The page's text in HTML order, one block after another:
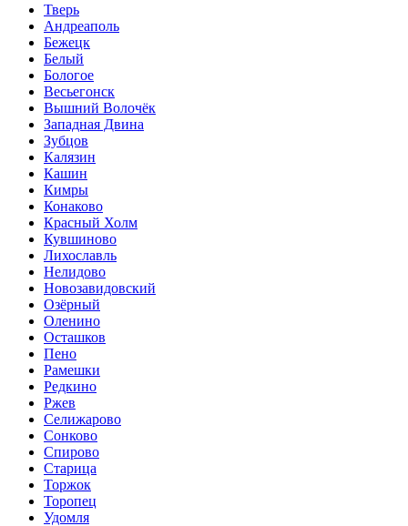
Тверь
Андреаполь
Бежецк
Белый
Бологое
Весьегонск
Вышний Волочёк
Западная Двина
Зубцов
Калязин
Кашин
Кимры
Конаково
Красный Холм
Кувшиново
Лихославль
Нелидово
Новозавидовский
Озёрный
Оленино
Осташков
Пено
Рамешки
Редкино
Ржев
Селижарово
Сонково
Спирово
Старица
Торжок
Торопец
Удомля